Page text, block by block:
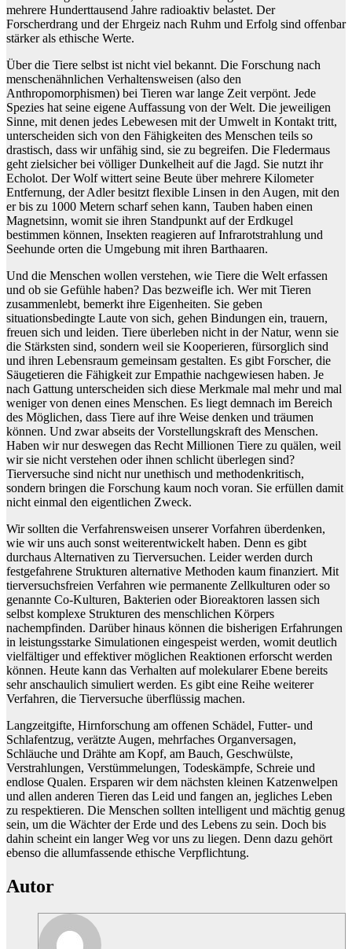
mehrere Hunderttausend Jahre radioaktiv belastet. Der
Forscherdrang und der Ehrgeiz nach Ruhm und Erfolg sind offenbar
stärker als ethische Werte.
Über die Tiere selbst ist nicht viel bekannt. Die Forschung nach
menschenähnlichen Verhaltensweisen (also den
Anthropomorphismen) bei Tieren war lange Zeit verpönt. Jede
Spezies hat seine eigene Auffassung von der Welt. Die jeweiligen
Sinne, mit denen jedes Lebewesen mit der Umwelt in Kontakt tritt,
unterscheiden sich von den Fähigkeiten des Menschen teils so
drastisch, dass wir unfähig sind, sie zu begreifen. Die Fledermaus
geht zielsicher bei völliger Dunkelheit auf die Jagd. Sie nutzt ihr
Echolot. Der Wolf wittert seine Beute über mehrere Kilometer
Entfernung, der Adler besitzt flexible Linsen in den Augen, mit den
er bis zu 1000 Metern scharf sehen kann, Tauben haben einen
Magnetsinn, womit sie ihren Standpunkt auf der Erdkugel
bestimmen können, Insekten reagieren auf Infrarotstrahlung und
Seehunde orten die Umgebung mit ihren Barthaaren.
Und die Menschen wollen verstehen, wie Tiere die Welt erfassen
und ob sie Gefühle haben? Das bezweifle ich. Wer mit Tieren
zusammenlebt, bemerkt ihre Eigenheiten. Sie geben
situationsbedingte Laute von sich, gehen Bindungen ein, trauern,
freuen sich und leiden. Tiere überleben nicht in der Natur, wenn sie
die Stärksten sind, sondern weil sie Kooperieren, fürsorglich sind
und ihren Lebensraum gemeinsam gestalten. Es gibt Forscher, die
Säugetieren die Fähigkeit zur Empathie nachgewiesen haben. Je
nach Gattung unterscheiden sich diese Merkmale mal mehr und mal
weniger von denen eines Menschen. Es liegt demnach im Bereich
des Möglichen, dass Tiere auf ihre Weise denken und träumen
können. Und zwar abseits der Vorstellungskraft des Menschen.
Haben wir nur deswegen das Recht Millionen Tiere zu quälen, weil
wir sie nicht verstehen oder ihnen schlicht überlegen sind?
Tierversuche sind nicht nur unethisch und methodenkritisch,
sondern bringen die Forschung kaum noch voran. Sie erfüllen damit
nicht einmal den eigentlichen Zweck.
Wir sollten die Verfahrensweisen unserer Vorfahren überdenken,
wie wir uns auch sonst weiterentwickelt haben. Denn es gibt
durchaus Alternativen zu Tierversuchen. Leider werden durch
festgefahrene Strukturen alternative Methoden kaum finanziert. Mit
tierversuchsfreien Verfahren wie permanente Zellkulturen oder so
genannte Co-Kulturen, Bakterien oder Bioreaktoren lassen sich
selbst komplexe Strukturen des menschlichen Körpers
nachempfinden. Darüber hinaus können die bisherigen Erfahrungen
in leistungsstarke Simulationen eingespeist werden, womit deutlich
vielfältiger und effektiver möglichen Reaktionen erforscht werden
können. Heute kann das Verhalten auf molekularer Ebene bereits
sehr anschaulich simuliert werden. Es gibt eine Reihe weiterer
Verfahren, die Tierversuche überflüssig machen.
Langzeitgifte, Hirnforschung am offenen Schädel, Futter- und
Schlafentzug, verätzte Augen, mehrfaches Organversagen,
Schläuche und Drähte am Kopf, am Bauch, Geschwülste,
Verstrahlungen, Verstümmelungen, Todeskämpfe, Schreie und
endlose Qualen. Ersparen wir dem nächsten kleinen Katzenwelpen
und allen anderen Tieren das Leid und fangen an, jegliches Leben
zu respektieren. Die Menschen sollten intelligent und mächtig genug
sein, um die Wächter der Erde und des Lebens zu sein. Doch bis
dahin scheint ein langer Weg vor uns zu liegen. Denn dazu gehört
ebenso die allumfassende ethische Verpflichtung.
Autor